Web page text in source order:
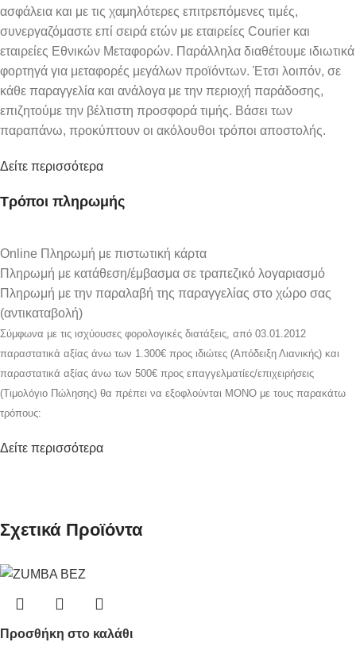
ασφάλεια και με τις χαμηλότερες επιτρεπόμενες τιμές,
συνεργαζόμαστε επί σειρά ετών με εταιρείες Courier και
εταιρείες Εθνικών Μεταφορών. Παράλληλα διαθέτουμε ιδιωτικά
φορτηγά για μεταφορές μεγάλων προϊόντων. Έτσι λοιπόν, σε
κάθε παραγγελία και ανάλογα με την περιοχή παράδοσης,
επιζητούμε την βέλτιστη προσφορά τιμής. Βάσει των
παραπάνω, προκύπτουν οι ακόλουθοι τρόποι αποστολής.
Δείτε περισσότερα
Τρόποι πληρωμής
Online Πληρωμή με πιστωτική κάρτα
Πληρωμή με κατάθεση/έμβασμα σε τραπεζικό λογαριασμό
Πληρωμή με την παραλαβή της παραγγελίας στο χώρο σας
(αντικαταβολή)
Σύμφωνα με τις ισχύουσες φορολογικές διατάξεις, από 03.01.2012
παραστατικά αξίας άνω των 1.300€ προς ιδιώτες (Απόδειξη Λιανικής) και
παραστατικά αξίας άνω των 500€ προς επαγγελματίες/επιχειρήσεις
(Τιμολόγιο Πώλησης) θα πρέπει να εξοφλούνται ΜΟΝΟ με τους παρακάτω
τρόπους:
Δείτε περισσότερα
Σχετικά Προϊόντα
Προσθήκη στο καλάθι